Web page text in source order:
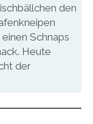
den
Schnaps
Heute
der